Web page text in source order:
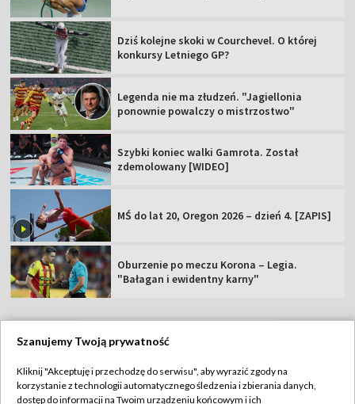
Dziś kolejne skoki w Courchevel. O której
konkursy Letniego GP?
Legenda nie ma złudzeń. "Jagiellonia
ponownie powalczy o mistrzostwo"
Szybki koniec walki Gamrota. Został
zdemolowany [WIDEO]
MŚ do lat 20, Oregon 2026 – dzień 4. [ZAPIS]
Oburzenie po meczu Korona – Legia.
"Bałagan i ewidentny karny"
Abonament TVP
Regulamin TVP
Szanujemy Twoją prywatność
Kliknij "Akceptuję i przechodzę do serwisu", aby wyrazić zgody na
korzystanie z technologii automatycznego śledzenia i zbierania danych,
dostęp do informacji na Twoim urządzeniu końcowym i ich